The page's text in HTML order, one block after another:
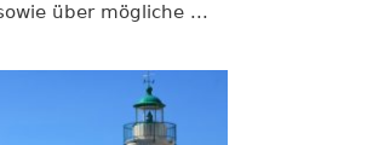
über mögliche ...